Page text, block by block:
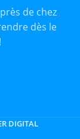
de chez
dès le
DIGITAL